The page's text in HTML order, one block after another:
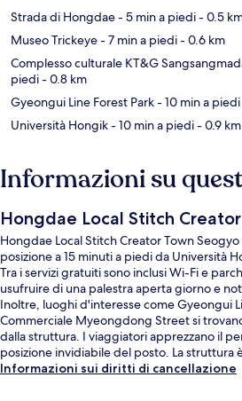
Strada di Hongdae- 5 min a piedi- 0.5
Museo Trickeye- 7 min a piedi- 0.6 km
Complesso culturale KT&G
piedi- 0.8 km
Gyeongui Line Forest Park- 10 min a piedi
Università Hongik- 10 min a piedi- 0.9 km
Informazioni su
Hongdae Local Stitch
Hongdae Local Stitch Creator Town
posizione a 15 minuti a piedi da Università
Tra i servizi gratuiti sono inclusi Wi-Fi e
usufruire di una palestra aperta giorno e
Inoltre, luoghi d'interesse come Gyeongui
Commerciale Myeongdong Street si
dalla struttura. I viaggiatori apprezzano il
posizione invidiabile del posto. La struttura
spostarsi con i mezzi pubblici: Stazione di
Informazioni sui diritti di cancellazione